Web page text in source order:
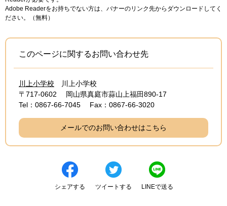
Adobe Readerをお持ちでない方は、バナーのリンク先からダウンロードしてく
ださい。（無料）
このページに関するお問い合わせ先
川上小学校
川上小学校
〒717-0602
岡山県真庭市蒜山上福田890-17
Tel：0867-66-7045
Fax：0867-66-3020
メールでのお問い合わせはこちら
シェアする ツイートする LINEで送る